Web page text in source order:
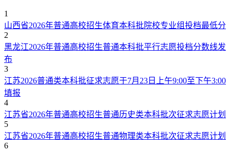
1
山西省2026年普通高校招生体育本科批院校专业组投档最低分
2
黑龙江2026年普通高校招生普通本科批平行志愿投档分数线发
布
3
江苏2026普通类本科批征求志愿于7月23日上午9:00至下午3:00
填报
4
江苏省2026年普通高校招生普通历史类本科批次征求志愿计划
5
江苏省2026年普通高校招生普通物理类本科批次征求志愿计划
6